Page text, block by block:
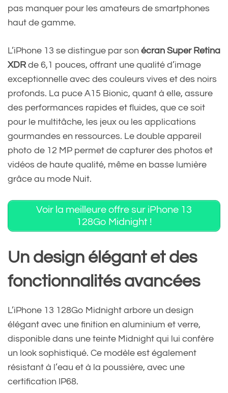
pas manquer pour les amateurs de smartphones
haut de gamme.
L’iPhone 13 se distingue par son écran Super Retina
XDRde 6,1 pouces, offrant une qualité d’image
exceptionnelle avec des couleurs vives et des noirs
profonds. La puce A15 Bionic, quant à elle, assure
des performances rapides et fluides, que ce soit
pour le multitâche, les jeux ou les applications
gourmandes en ressources. Le double appareil
photo de 12 MP permet de capturer des photos et
vidéos de haute qualité, même en basse lumière
grâce au mode Nuit.
Voir la meilleure offre sur iPhone 13
128Go Midnight !
Un design élégant et des
fonctionnalités avancées
L’iPhone 13 128Go Midnight arbore un design
élégant avec une finition en aluminium et verre,
disponible dans une teinte Midnight qui lui confère
un look sophistiqué. Ce modèle est également
résistant à l’eau et à la poussière, avec une
certification IP68.